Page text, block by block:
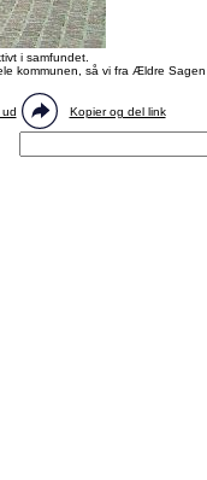
i samfundet.
kommunen, så vi fra Ældre
ud Kopier og del link